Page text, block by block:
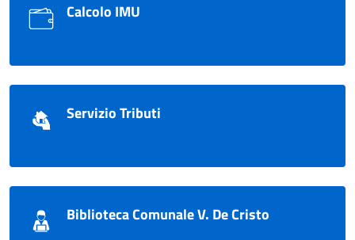
Calcolo IMU
Servizio Tributi
Biblioteca Comunale V. De Cristo